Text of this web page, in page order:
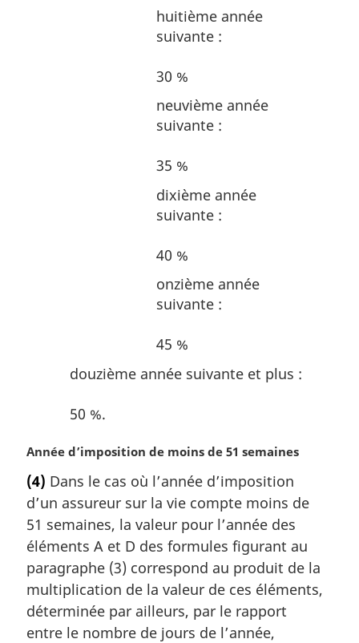
huitième année
suivante :
30 %
neuvième année
suivante :
35 %
dixième année
suivante :
40 %
onzième année
suivante :
45 %
douzième année suivante et plus :
50 %.
N
t
e
m
a
r
g
i
n
a
Année d’imposition de moins de 51 semaines
(4) Dans le cas où l’année d’imposition
d’un assureur sur la vie compte moins de
51 semaines, la valeur pour l’année des
éléments A et D des formules figurant au
paragraphe (3) correspond au produit de la
multiplication de la valeur de ces éléments,
déterminée par ailleurs, par le rapport
entre le nombre de jours de l’année,